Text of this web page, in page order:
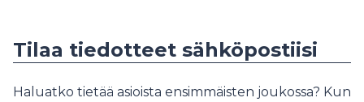
Tilaa tiedotteet sähköpostiisi
Haluatko tietää asioista ensimmäisten joukossa? Kun